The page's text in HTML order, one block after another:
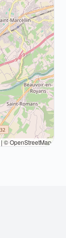
| © OpenStreetMap